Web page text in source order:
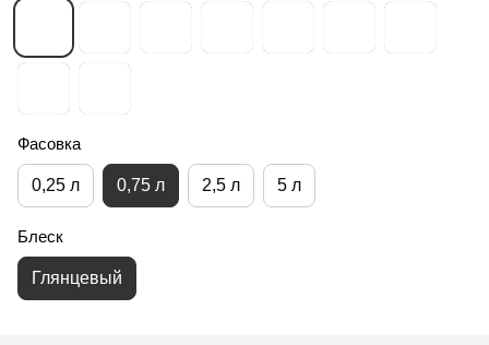
Фасовка
0,25 л 0,75 л 2,5 л 5 л
Блеск
Глянцевый